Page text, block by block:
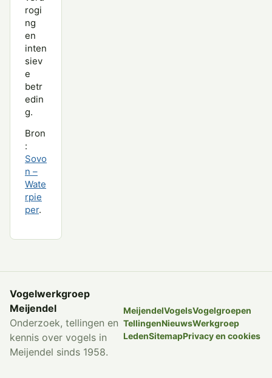
rogi
ng
en
inten
siev
e
betr
edin
g.
Bron
:
Sovo
n –
Wate
rpie
per.
Vogelwerkgroep
Meijendel
Onderzoek, tellingen en
kennis over vogels in
Meijendel sinds 1958.
MeijendelVogelsVogelgroepen
TellingenNieuwsWerkgroep
LedenSitemapPrivacy en cookies